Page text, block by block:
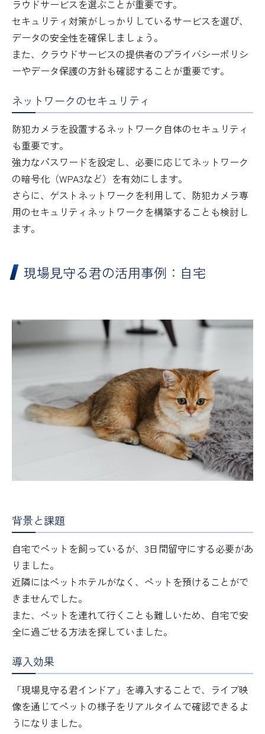
ラウドサービスを選ぶことが重要です。
セキュリティ対策がしっかりしているサービスを選び、
データの安全性を確保しましょう。
また、クラウドサービスの提供者のプライバシーポリシ
ーやデータ保護の方針も確認することが重要です。
ネットワークのセキュリティ
防犯カメラを設置するネットワーク自体のセキュリティ
も重要です。
強力なパスワードを設定し、必要に応じてネットワーク
の暗号化（WPA3など）を有効にします。
さらに、ゲストネットワークを利用して、防犯カメラ専
用のセキュリティネットワークを構築することも検討し
ます。
現場見守る君の活用事例：自宅
背景と課題
自宅でペットを飼っているが、3日間留守にする必要があ
りました。
近隣にはペットホテルがなく、ペットを預けることがで
きませんでした。
また、ペットを連れて行くことも難しいため、自宅で安
全に過ごせる方法を探していました。
導入効果
「現場見守る君インドア」を導入することで、ライブ映
像を通じてペットの様子をリアルタイムで確認できるよ
うになりました。